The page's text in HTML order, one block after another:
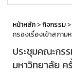
หน้าหลัก>กิจกรรม>
กรองเรื่องเข้าสภาม
ประชุมคณะกร
มหาวิทยาลัย ค